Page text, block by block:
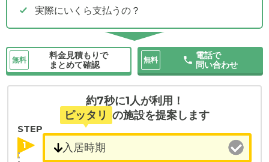
実際にいくら支払うの？
無料
料金見積もりで
まとめて確認
無料
電話で
問い合わせ
約7秒に1人が利用！
ピッタリ の施設を提案します
STEP
1